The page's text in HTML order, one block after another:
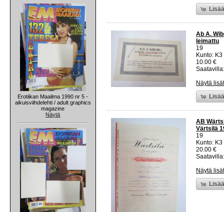
Erotiikan Maailma 1990 nr 5 -
aikuisviihdelehti / adult graphics
magazine
Näytä
Ab A.
leimattu
19
Kunto:
10.00 €
Näytä
AB
Värtsilä
19
Kunto:
20.00 €
Näytä